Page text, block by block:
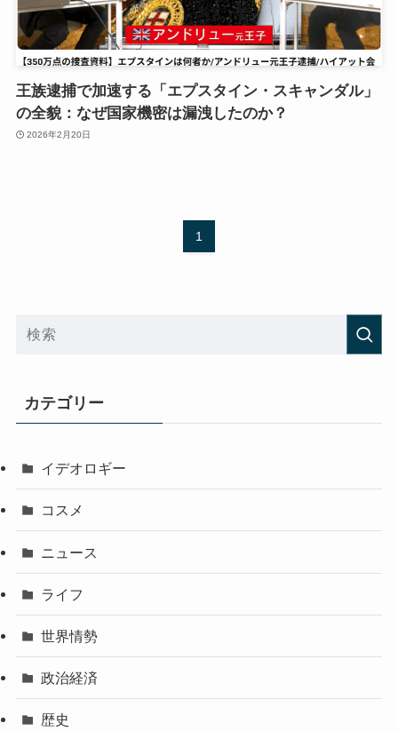
王族逮捕で加速する「エプスタイン・スキャンダル」
の全貌：なぜ国家機密は漏洩したのか？
2026年2月20日
1
カテゴリー
イデオロギー
コスメ
ニュース
ライフ
世界情勢
政治経済
歴史